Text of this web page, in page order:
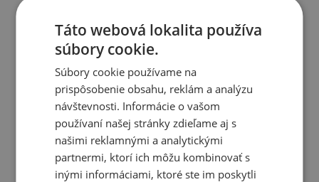
Táto webová lokalita používa
súbory cookie.
Súbory cookie používame na
prispôsobenie obsahu, reklám a analýzu
návštevnosti. Informácie o vašom
používaní našej stránky zdieľame aj s
našimi reklamnými a analytickými
partnermi, ktorí ich môžu kombinovať s
inými informáciami, ktoré ste im poskytli